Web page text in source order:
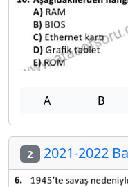
A B
2 2021-2022